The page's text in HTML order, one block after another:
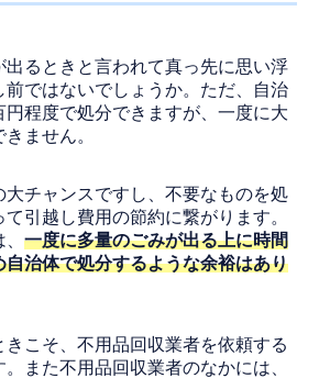
出るときと言われて真っ先に思い浮
前ではないでしょうか。ただ、自治
程度で処分できますが、一度に大
ません。
大チャンスですし、不要なものを処
引越し費用の節約に繋がります。
一度に多量のごみが出る上に時間
自治体で処分するような余裕はあり
こそ、不用品回収業者を依頼する
また不用品回収業者のなかには、